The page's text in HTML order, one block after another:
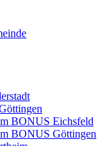
BONUS Eichsfeld
BONUS Göttingen